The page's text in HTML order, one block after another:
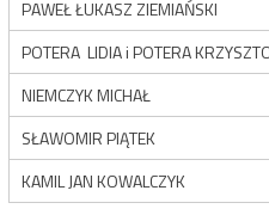
PAWEŁ ŁUKASZ ZIEMIAŃSKI
POTERA LIDIA i POTERA
NIEMCZYK MICHAŁ
SŁAWOMIR PIĄTEK
KAMIL JAN KOWALCZYK